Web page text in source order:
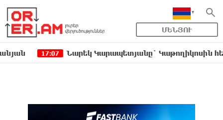
ՄԵՆՅՈՒ
Նարեկ Կարապետյանը` Կաթողիկոսին հեռացնել